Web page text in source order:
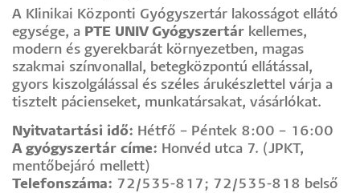
A Klinikai Központi Gyógyszertár lakosságot ellátó
egysége, a PTE UNIV Gyógyszertár kellemes,
modern és gyerekbarát környezetben, magas
szakmai színvonallal, betegközpontú ellátással,
gyors kiszolgálással és széles árukészlettel várja a
tisztelt pácienseket, munkatársakat, vásárlókat.
Nyitvatartási idő: Hétfő – Péntek 8:00 – 16:00
A gyógyszertár címe: Honvéd utca 7. (JPKT,
mentőbejáró mellett)
Telefonszáma: 72/535-817; 72/535-818 belső